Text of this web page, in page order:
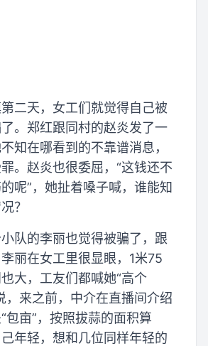
二天，女工们就觉得自己被
。郑红跟同村的赵炎发了一
知在哪看到的不靠谱消息，
。赵炎也很委屈，“这钱还不
呢”，她扯着嗓子喊，谁能知
？
队的李丽也觉得被骗了，跟
丽在女工里很显眼，1米75
大，工友们都喊她“高个
，来之前，中介在直播间介绍
包亩”，按照拔蒜的面积算
年轻，想和几位同样年轻的